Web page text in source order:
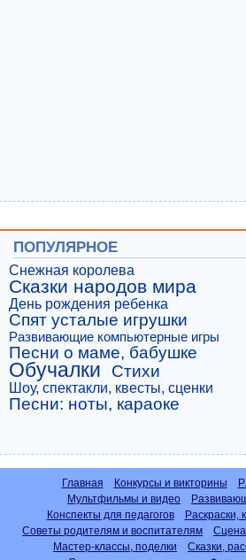
ПОПУЛЯРНОЕ
Снежная королева
Сказки народов мира
День рождения ребенка
Спят усталые игрушки
Развивающие компьютерные игры
Песни о маме, бабушке
Обучалки Стихи
Шоу, спектакли, квесты, сценки
Песни: ноты, караоке
Главная Конкурсы и викторины
Мультфильмы и видео
Конспекты для педагогов
Раскраски,
Советы родителям и воспитателям
Мастер-классы, поделки
Сказки,